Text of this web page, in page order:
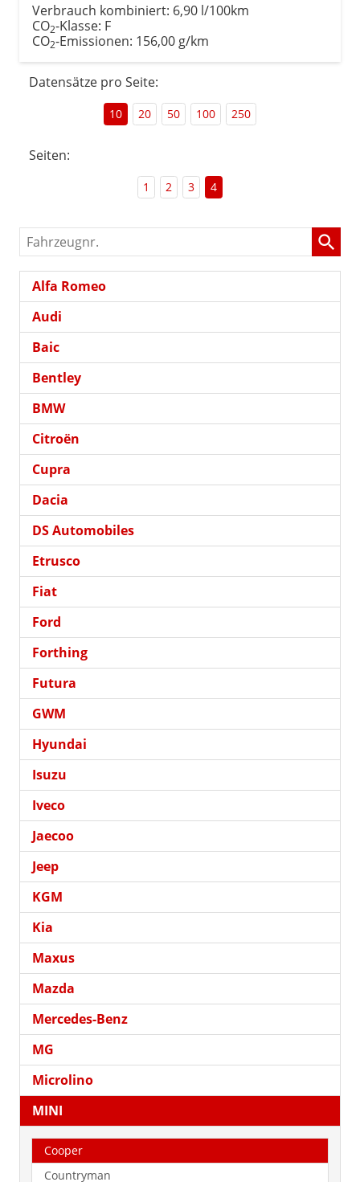
Verbrauch kombiniert: 6,90 l/100km
CO2-Klasse: F
CO2-Emissionen: 156,00 g/km
Datensätze pro Seite:
10 20 50 100 250
Seiten:
1 2 3 4
Fahrzeugnr.
Alfa Romeo
Audi
Baic
Bentley
BMW
Citroën
Cupra
Dacia
DS Automobiles
Etrusco
Fiat
Ford
Forthing
Futura
GWM
Hyundai
Isuzu
Iveco
Jaecoo
Jeep
KGM
Kia
Maxus
Mazda
Mercedes-Benz
MG
Microlino
MINI
Cooper
Countryman